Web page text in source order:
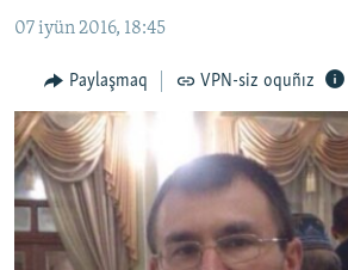
Qıdıruvğa
qaytmaq
MEDENİYET
İNSAN AQLARI
VİDEO
SÜRET
BLOGLAR
FİKİR
07 iyün 2016, 18:45
Paylaşmaq VPN-siz oquñız